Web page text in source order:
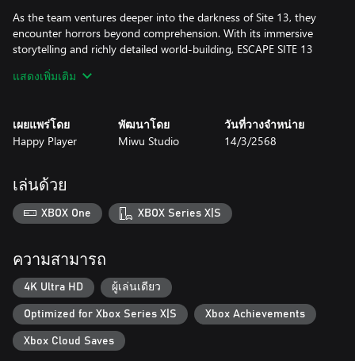
As the team ventures deeper into the darkness of Site 13, they
encounter horrors beyond comprehension. With its immersive
storytelling and richly detailed world-building, ESCAPE SITE 13
into the chaos of a secret too dangerous to remain concealed.
แสดงเพิ่มเติม
เผยแพร่โดย
Happy Player
พัฒนาโดย
Miwu Studio
วันที่วางจำหน่าย
14/3/2568
เล่นด้วย
XBOX One XBOX Series X|S
ความสามารถ
4K Ultra HD ผู้เล่นเดียว
Optimized for Xbox Series X|S Xbox Achievements
Xbox Cloud Saves